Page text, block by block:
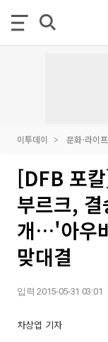
이투데이 문화·라이프
[DFB 포
부르크,
개…'아우
맞대결
입력 2015-05-31 03:01
차상엽 기자